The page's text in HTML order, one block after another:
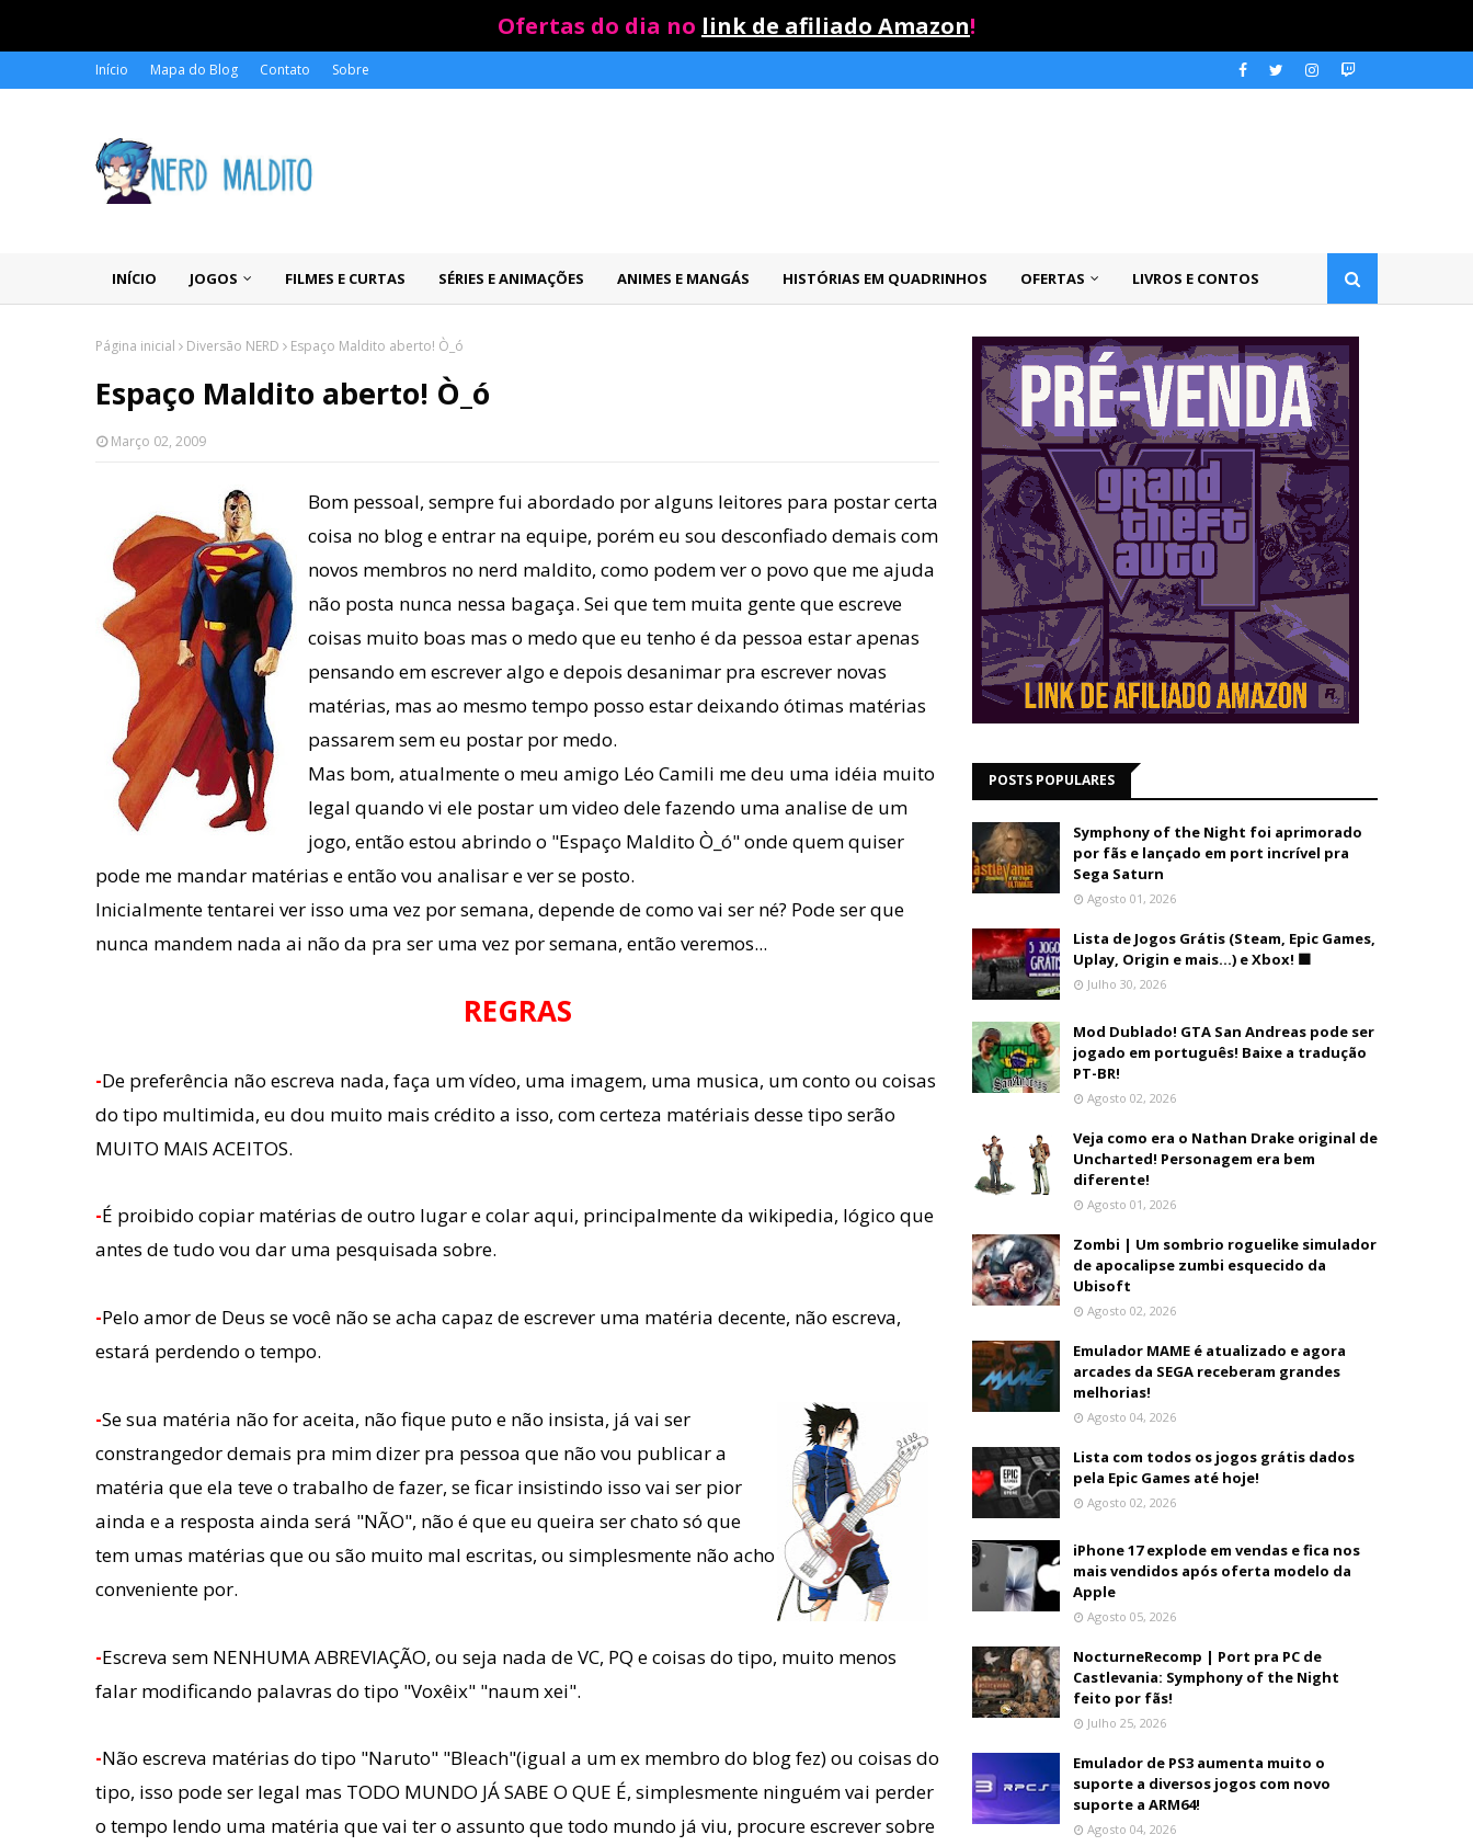
Ofertas do dia no link de afiliado Amazon!
Início Mapa do Blog Contato Sobre
INÍCIO JOGOS FILMES E CURTAS SÉRIES E ANIMAÇÕES ANIMES E MANGÁS HISTÓRIAS EM QUADRINHOS OFERTAS LIVROS E CONTOS
Página inicial Diversão NERD Espaço Maldito aberto! Ò_ó
Espaço Maldito aberto! Ò_ó
Março 02, 2009
Bom pessoal, sempre fui abordado por alguns leitores para postar certa
coisa no blog e entrar na equipe, porém eu sou desconfiado demais com
novos membros no nerd maldito, como podem ver o povo que me ajuda
não posta nunca nessa bagaça. Sei que tem muita gente que escreve
coisas muito boas mas o medo que eu tenho é da pessoa estar apenas
pensando em escrever algo e depois desanimar pra escrever novas
matérias, mas ao mesmo tempo posso estar deixando ótimas matérias
passarem sem eu postar por medo.
Mas bom, atualmente o meu amigo Léo Camili me deu uma idéia muito
legal quando vi ele postar um video dele fazendo uma analise de um
jogo, então estou abrindo o "Espaço Maldito Ò_ó" onde quem quiser
pode me mandar matérias e então vou analisar e ver se posto.
Inicialmente tentarei ver isso uma vez por semana, depende de como vai ser né? Pode ser que
nunca mandem nada ai não da pra ser uma vez por semana, então veremos...
REGRAS
-De preferência não escreva nada, faça um vídeo, uma imagem, uma musica, um conto ou coisas
do tipo multimida, eu dou muito mais crédito a isso, com certeza matériais desse tipo serão
MUITO MAIS ACEITOS.
-É proibido copiar matérias de outro lugar e colar aqui, principalmente da wikipedia, lógico que
antes de tudo vou dar uma pesquisada sobre.
-Pelo amor de Deus se você não se acha capaz de escrever uma matéria decente, não escreva,
estará perdendo o tempo.
-Se sua matéria não for aceita, não fique puto e não insista, já vai ser
constrangedor demais pra mim dizer pra pessoa que não vou publicar a
matéria que ela teve o trabalho de fazer, se ficar insistindo isso vai ser pior
ainda e a resposta ainda será "NÃO", não é que eu queira ser chato só que
tem umas matérias que ou são muito mal escritas, ou simplesmente não acho
conveniente por.
-Escreva sem NENHUMA ABREVIAÇÃO, ou seja nada de VC, PQ e coisas do tipo, muito menos
falar modificando palavras do tipo "Voxêix" "naum xei".
-Não escreva matérias do tipo "Naruto" "Bleach"(igual a um ex membro do blog fez) ou coisas do
tipo, isso pode ser legal mas TODO MUNDO JÁ SABE O QUE É, simplesmente ninguém vai perder
o tempo lendo uma matéria que vai ter o assunto que todo mundo já viu, procure escrever sobre
POSTS POPULARES
Symphony of the Night foi aprimorado
por fãs e lançado em port incrível pra
Sega Saturn
Agosto 01, 2026
Lista de Jogos Grátis (Steam, Epic Games,
Uplay, Origin e mais...) e Xbox! 🟩
Julho 30, 2026
Mod Dublado! GTA San Andreas pode ser
jogado em português! Baixe a tradução
PT-BR!
Agosto 02, 2026
Veja como era o Nathan Drake original de
Uncharted! Personagem era bem
diferente!
Agosto 01, 2026
Zombi | Um sombrio roguelike simulador
de apocalipse zumbi esquecido da
Ubisoft
Agosto 02, 2026
Emulador MAME é atualizado e agora
arcades da SEGA receberam grandes
melhorias!
Agosto 04, 2026
Lista com todos os jogos grátis dados
pela Epic Games até hoje!
Agosto 02, 2026
iPhone 17 explode em vendas e fica nos
mais vendidos após oferta modelo da
Apple
Agosto 05, 2026
NocturneRecomp | Port pra PC de
Castlevania: Symphony of the Night
feito por fãs!
Julho 25, 2026
Emulador de PS3 aumenta muito o
suporte a diversos jogos com novo
suporte a ARM64!
Agosto 04, 2026